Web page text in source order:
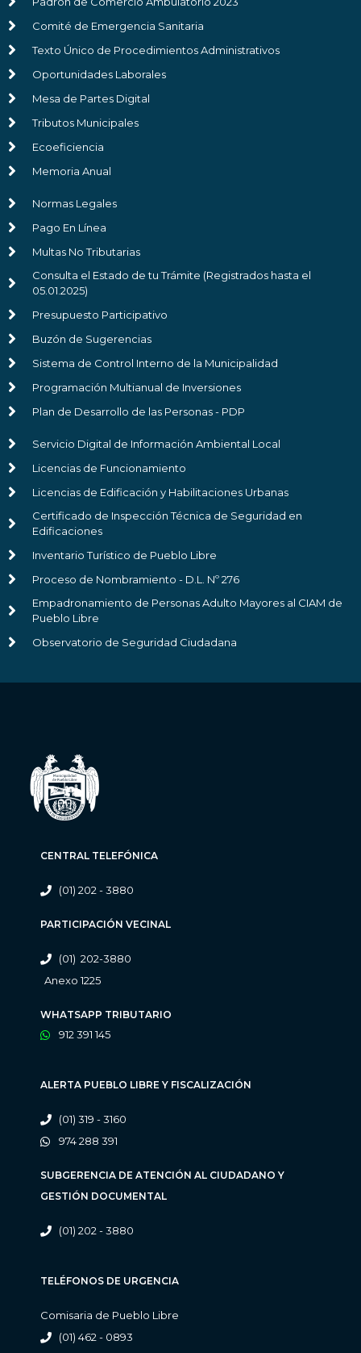
Comité de Emergencia Sanitaria
Texto Único de Procedimientos Administrativos
Oportunidades Laborales
Mesa de Partes Digital
Tributos Municipales
Ecoeficiencia
Memoria Anual
Normas Legales
Pago En Línea
Multas No Tributarias
Consulta el Estado de tu Trámite (Registrados hasta el
05.01.2025)
Presupuesto Participativo
Buzón de Sugerencias
Sistema de Control Interno de la Municipalidad
Programación Multianual de Inversiones
Plan de Desarrollo de las Personas - PDP
Servicio Digital de Información Ambiental Local
Licencias de Funcionamiento
Licencias de Edificación y Habilitaciones Urbanas
Certificado de Inspección Técnica de Seguridad en
Edificaciones
Inventario Turístico de Pueblo Libre
Proceso de Nombramiento - D.L. Nº 276
Empadronamiento de Personas Adulto Mayores al CIAM de
Pueblo Libre
Observatorio de Seguridad Ciudadana
CENTRAL TELEFÓNICA
(01) 202 - 3880
PARTICIPACIÓN VECINAL
(01) 202-3880
Anexo 1225
WHATSAPP TRIBUTARIO
912 391 145
ALERTA PUEBLO LIBRE Y FISCALIZACIÓN
(01) 319 - 3160
974 288 391
SUBGERENCIA DE ATENCIÓN AL CIUDADANO Y
GESTIÓN DOCUMENTAL
(01) 202 - 3880
TELÉFONOS DE URGENCIA
Comisaria de Pueblo Libre
(01) 462 - 0893